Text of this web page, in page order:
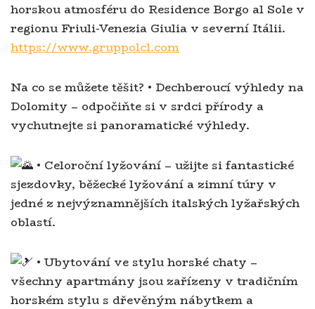
horskou atmosféru do Residence Borgo al Sole v
regionu Friuli-Venezia Giulia v severní Itálii.
https://www.gruppolcl.com
Na co se můžete těšit? • Dechberoucí výhledy na
Dolomity – odpočiňte si v srdci přírody a
vychutnejte si panoramatické výhledy.
• Celoroční lyžování – užijte si fantastické
sjezdovky, běžecké lyžování a zimní túry v
jedné z nejvýznamnějších italských lyžařských
oblastí.
• Ubytování ve stylu horské chaty –
všechny apartmány jsou zařízeny v tradičním
horském stylu s dřevěným nábytkem a